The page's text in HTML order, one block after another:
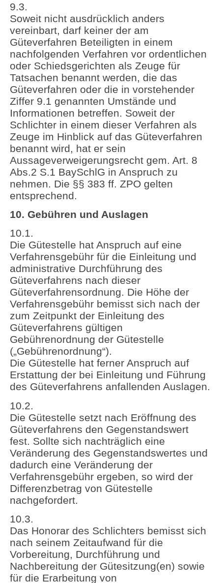
9.3.
Soweit nicht ausdrücklich anders
vereinbart, darf keiner der am
Güteverfahren Beteiligten in einem
nachfolgenden Verfahren vor ordentlichen
oder Schiedsgerichten als Zeuge für
Tatsachen benannt werden, die das
Güteverfahren oder die in vorstehender
Ziffer 9.1 genannten Umstände und
Informationen betreffen. Soweit der
Schlichter in einem dieser Verfahren als
Zeuge im Hinblick auf das Güteverfahren
benannt wird, hat er sein
Aussageverweigerungsrecht gem. Art. 8
Abs.2 S.1 BaySchlG in Anspruch zu
nehmen. Die §§ 383 ff. ZPO gelten
entsprechend.
10. Gebühren und Auslagen
10.1.
Die Gütestelle hat Anspruch auf eine
Verfahrensgebühr für die Einleitung und
administrative Durchführung des
Güteverfahrens nach dieser
Güteverfahrensordnung. Die Höhe der
Verfahrensgebühr bemisst sich nach der
zum Zeitpunkt der Einleitung des
Güteverfahrens gültigen
Gebührenordnung der Gütestelle
(„Gebührenordnung“).
Die Gütestelle hat ferner Anspruch auf
Erstattung der bei Einleitung und Führung
des Güteverfahrens anfallenden Auslagen.
10.2.
Die Gütestelle setzt nach Eröffnung des
Güteverfahrens den Gegenstandswert
fest. Sollte sich nachträglich eine
Veränderung des Gegenstandswertes und
dadurch eine Veränderung der
Verfahrensgebühr ergeben, so wird der
Differenzbetrag von Gütestelle
nachgefordert.
10.3.
Das Honorar des Schlichters bemisst sich
nach seinem Zeitaufwand für die
Vorbereitung, Durchführung und
Nachbereitung der Gütesitzung(en) sowie
für die Erarbeitung von